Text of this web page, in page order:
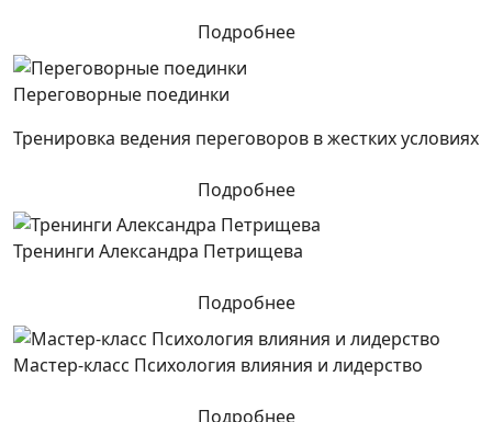
Подробнее
Переговорные поединки
Тренировка ведения переговоров в жестких условиях
Подробнее
Тренинги Александра Петрищева
Подробнее
Мастер-класс Психология влияния и лидерство
Подробнее